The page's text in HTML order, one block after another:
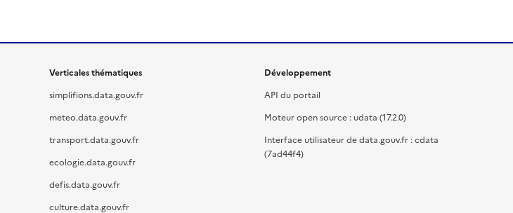
Verticales thématiques
simplifions.data.gouv.fr
meteo.data.gouv.fr
transport.data.gouv.fr
ecologie.data.gouv.fr
defis.data.gouv.fr
culture.data.gouv.fr
Développement
API du portail
Moteur open source : udata (17.2.0)
Interface utilisateur de data.gouv.fr : cdata
(7ad44f4)